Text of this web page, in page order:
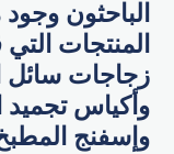
المنتجات
زجاجات سائل
وأكياس تجميد
وإسفنج